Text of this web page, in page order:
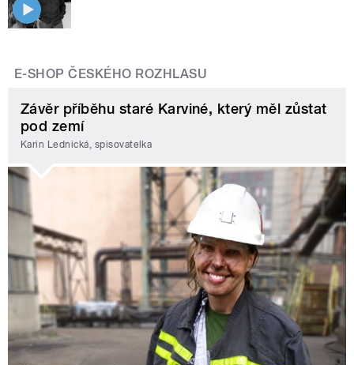
E-SHOP ČESKÉHO ROZHLASU
Závěr příběhu staré Karviné, který měl zůstat
pod zemí
Karin Lednická, spisovatelka